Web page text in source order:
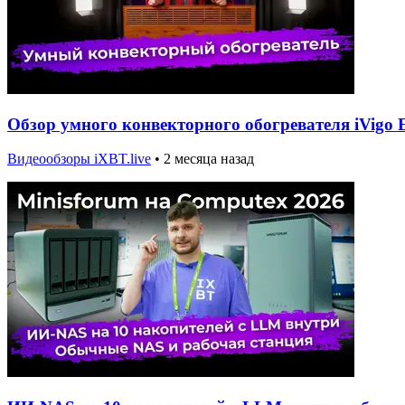
Обзор умного конвекторного обогревателя iVigo
Видеообзоры iXBT.live • 2 месяца назад